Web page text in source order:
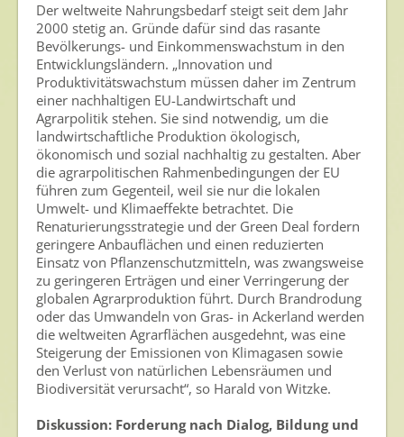
Der weltweite Nahrungsbedarf steigt seit dem Jahr
2000 stetig an. Gründe dafür sind das rasante
Bevölkerungs- und Einkommenswachstum in den
Entwicklungsländern. „Innovation und
Produktivitätswachstum müssen daher im Zentrum
einer nachhaltigen EU-Landwirtschaft und
Agrarpolitik stehen. Sie sind notwendig, um die
landwirtschaftliche Produktion ökologisch,
ökonomisch und sozial nachhaltig zu gestalten. Aber
die agrarpolitischen Rahmenbedingungen der EU
führen zum Gegenteil, weil sie nur die lokalen
Umwelt- und Klimaeffekte betrachtet. Die
Renaturierungsstrategie und der Green Deal fordern
geringere Anbauflächen und einen reduzierten
Einsatz von Pflanzenschutzmitteln, was zwangsweise
zu geringeren Erträgen und einer Verringerung der
globalen Agrarproduktion führt. Durch Brandrodung
oder das Umwandeln von Gras- in Ackerland werden
die weltweiten Agrarflächen ausgedehnt, was eine
Steigerung der Emissionen von Klimagasen sowie
den Verlust von natürlichen Lebensräumen und
Biodiversität verursacht“, so Harald von Witzke.
Diskussion: Forderung nach Dialog, Bildung und